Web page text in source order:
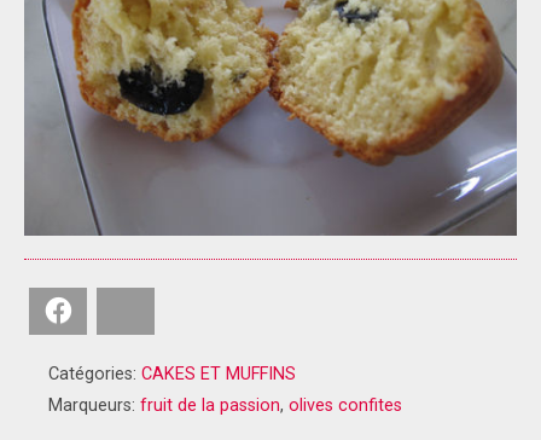
Catégories: CAKES ET MUFFINS
Marqueurs: fruit de la passion, olives confites